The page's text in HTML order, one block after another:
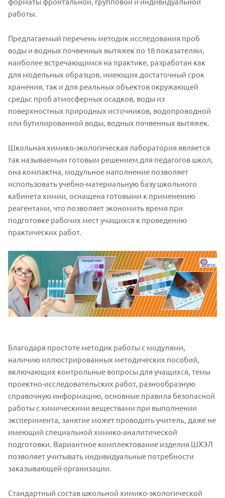
работы.
Предлагаемый перечень методик исследования проб
воды и водных почвенных вытяжек по 18 показателям,
наиболее встречающимся на практике, разработан как
для модельных образцов, имеющих достаточный срок
хранения, так и для реальных объектов окружающей
среды: проб атмосферных осадков, воды из
поверхностных природных источников, водопроводной
или бутилированной воды, водных почвенных вытяжек.
Школьная химико-экологическая лаборатория является
так называемым готовым решением для педагогов школ,
она компактна, модульное наполнение позволяет
использовать учебно-материальную базу школьного
кабинета химии, оснащена готовыми к применению
реагентами, что позволяет экономить время при
подготовке рабочих мест учащихся к проведению
практических работ.
Благодаря простоте методик работы с модулями,
наличию иллюстрированных методических пособий,
включающих контрольные вопросы для учащихся, темы
проектно-исследовательских работ, разнообразную
справочную информацию, основные правила безопасной
работы с химическими веществами при выполнении
эксперимента, занятие может проводить учитель, даже не
имеющий специальной химико-аналитической
подготовки. Вариантное комплектование изделия ШХЭЛ
позволяет учитывать индивидуальные потребности
заказывающей организации.
Стандартный состав школьной химико-экологической